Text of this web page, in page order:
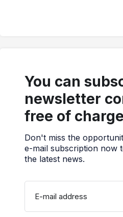
You can
newsletter
free of
Don't miss the
e-mail subscription now
the latest news.
E-mail address